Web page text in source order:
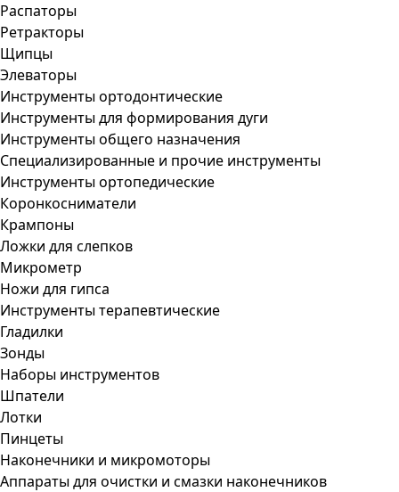
Распаторы
Ретракторы
Щипцы
Элеваторы
Инструменты ортодонтические
Инструменты для формирования дуги
Инструменты общего назначения
Специализированные и прочие инструменты
Инструменты ортопедические
Коронкосниматели
Крампоны
Ложки для слепков
Микрометр
Ножи для гипса
Инструменты терапевтические
Гладилки
Зонды
Наборы инструментов
Шпатели
Лотки
Пинцеты
Наконечники и микромоторы
Аппараты для очистки и смазки наконечников